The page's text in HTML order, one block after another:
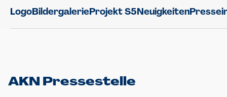
LogoBildergalerieProjekt S5Neuigkeiten
AKN Pressestelle